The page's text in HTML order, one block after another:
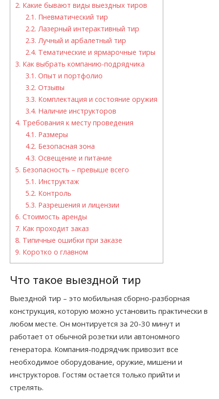
2. Какие бывают виды выездных тиров
2.1. Пневматический тир
2.2. Лазерный интерактивный тир
2.3. Лучный и арбалетный тир
2.4. Тематические и ярмарочные тиры
3. Как выбрать компанию-подрядчика
3.1. Опыт и портфолио
3.2. Отзывы
3.3. Комплектация и состояние оружия
3.4. Наличие инструкторов
4. Требования к месту проведения
4.1. Размеры
4.2. Безопасная зона
4.3. Освещение и питание
5. Безопасность – превыше всего
5.1. Инструктаж
5.2. Контроль
5.3. Разрешения и лицензии
6. Стоимость аренды
7. Как проходит заказ
8. Типичные ошибки при заказе
9. Коротко о главном
Что такое выездной тир
Выездной тир – это мобильная сборно-разборная
конструкция, которую можно установить практически в
любом месте. Он монтируется за 20-30 минут и
работает от обычной розетки или автономного
генератора. Компания-подрядчик привозит все
необходимое оборудование, оружие, мишени и
инструкторов. Гостям остается только прийти и
стрелять.